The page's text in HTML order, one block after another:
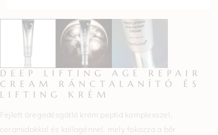
DEEP LIFTING AGE REPAIR
CREAM RÁNCTALANÍTÓ ÉS
LIFTING KRÉM
Fejlett öregedésgátló krém peptid komplexszel,
ceramidokkal és kollagénnel, mely fokozza a bőr